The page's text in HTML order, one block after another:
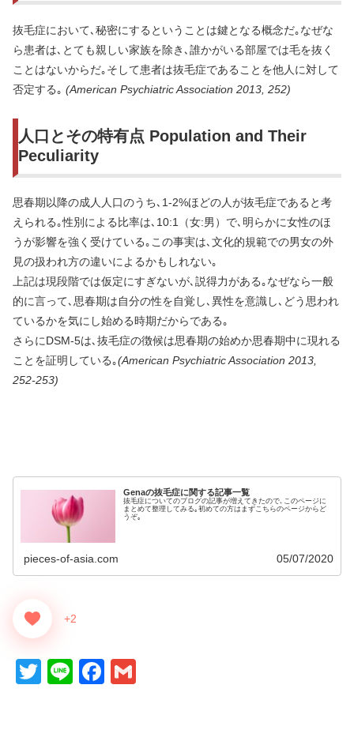
抜毛症において､秘密にするということは鍵となる概念だ｡なぜな
ら患者は､とても親しい家族を除き､誰かがいる部屋では毛を抜く
ことはないからだ｡そして患者は抜毛症であることを他人に対して
否定する｡ (American Psychiatric Association 2013, 252)
人口とその特有点 Population and Their
Peculiarity
思春期以降の成人人口のうち､1-2%ほどの人が抜毛症であると考
えられる｡性別による比率は､10:1（女:男）で､明らかに女性のほ
うが影響を強く受けている｡この事実は､文化的規範での男女の外
見の扱われ方の違いによるかもしれない｡
上記は現段階では仮定にすぎないが､説得力がある｡なぜなら一般
的に言って､思春期は自分の性を自覚し､異性を意識し､どう思われ
ているかを気にし始める時期だからである｡
さらにDSM-5は､抜毛症の徴候は思春期の始めか思春期中に現れる
ことを証明している｡(American Psychiatric Association 2013,
252-253)
Genaの抜毛症に関する記事一覧
抜毛症についてのブログの記事が増えてきたので､このページに
まとめて整理してみる｡初めての方はまずこちらのページからど
うぞ｡
pieces-of-asia.com 05/07/2020
+2
T
Li
F